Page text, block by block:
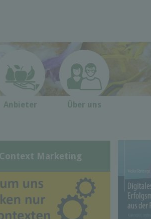
Anbieter Über uns
Context Marketing